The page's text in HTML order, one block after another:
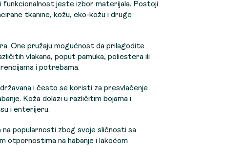
funkcionalnost jeste izbor materijala. Postoji
tkanine, kožu, eko-kožu i druge
One pružaju mogućnost da prilagodite
vlakana, poput pamuka, poliestera ili
i potrebama.
i često se koristi za presvlačenje
Koža dolazi u različitim bojama i
i enterijeru.
na popularnosti zbog svoje sličnosti sa
otpornostima na habanje i lakoćom